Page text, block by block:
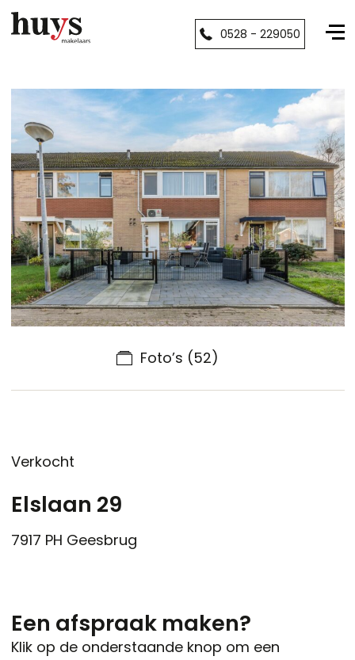
0528 - 229050
Foto’s (52)
Verkocht
Elslaan 29
7917 PH Geesbrug
Een afspraak maken?
Klik op de onderstaande knop om een